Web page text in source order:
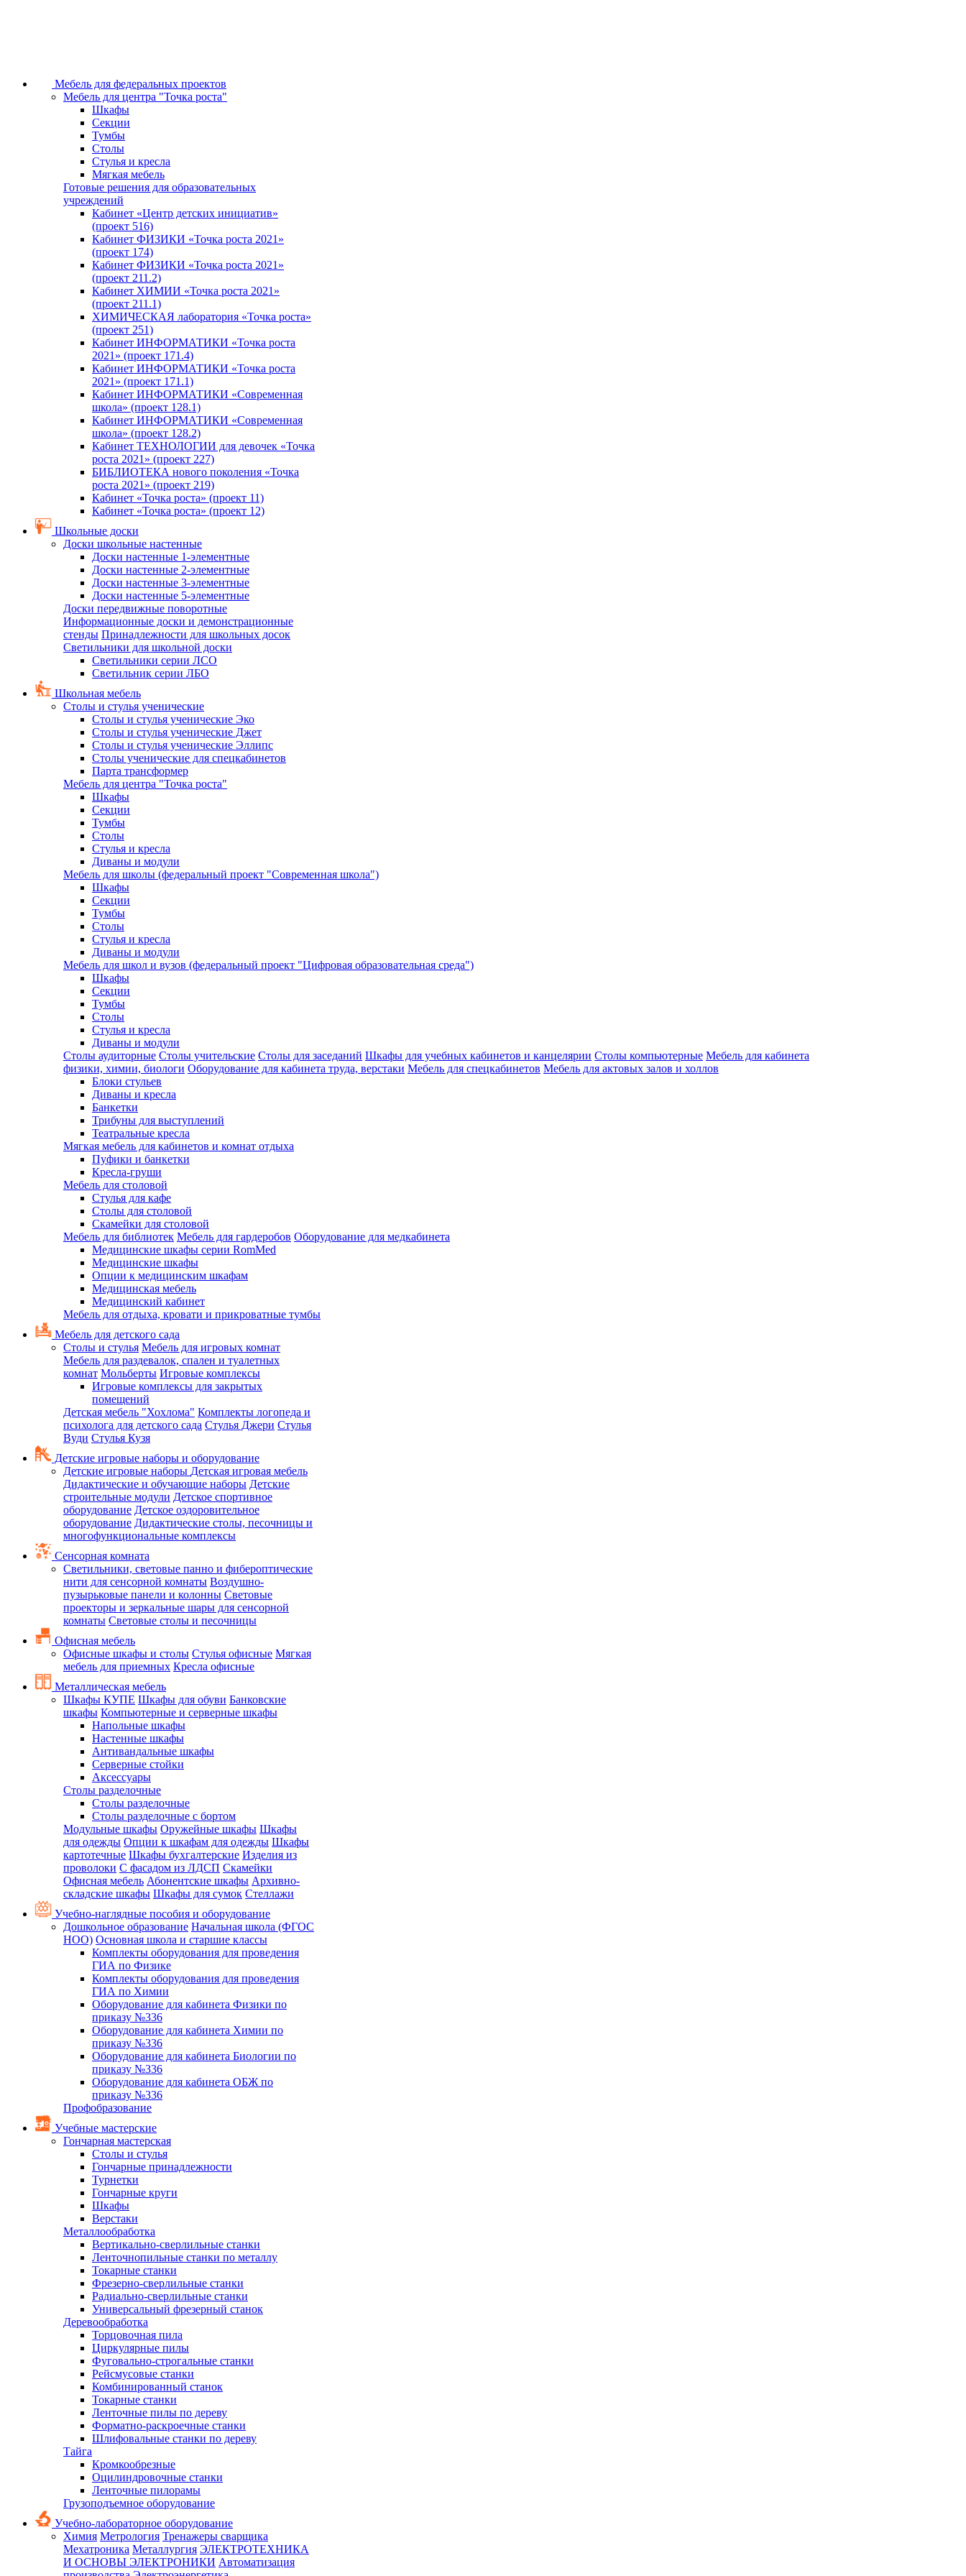
Мебель для федеральных проектов
Мебель для центра "Точка роста"
Шкафы
Секции
Тумбы
Столы
Стулья и кресла
Мягкая мебель
Готовые решения для образовательных
учреждений
Кабинет «Центр детских инициатив»
(проект 516)
Кабинет ФИЗИКИ «Точка роста 2021»
(проект 174)
Кабинет ФИЗИКИ «Точка роста 2021»
(проект 211.2)
Кабинет ХИМИИ «Точка роста 2021»
(проект 211.1)
ХИМИЧЕСКАЯ лаборатория «Точка роста»
(проект 251)
Кабинет ИНФОРМАТИКИ «Точка роста
2021» (проект 171.4)
Кабинет ИНФОРМАТИКИ «Точка роста
2021» (проект 171.1)
Кабинет ИНФОРМАТИКИ «Современная
школа» (проект 128.1)
Кабинет ИНФОРМАТИКИ «Современная
школа» (проект 128.2)
Кабинет ТЕХНОЛОГИИ для девочек «Точка
роста 2021» (проект 227)
БИБЛИОТЕКА нового поколения «Точка
роста 2021» (проект 219)
Кабинет «Точка роста» (проект 11)
Кабинет «Точка роста» (проект 12)
Школьные доски
Доски школьные настенные
Доски настенные 1-элементные
Доски настенные 2-элементные
Доски настенные 3-элементные
Доски настенные 5-элементные
Доски передвижные поворотные
Информационные доски и демонстрационные
стенды Принадлежности для школьных досок
Светильники для школьной доски
Светильники серии ЛСО
Светильник серии ЛБО
Школьная мебель
Столы и стулья ученические
Столы и стулья ученические Эко
Столы и стулья ученические Джет
Столы и стулья ученические Эллипс
Столы ученические для спецкабинетов
Парта трансформер
Мебель для центра "Точка роста"
Шкафы
Секции
Тумбы
Столы
Стулья и кресла
Диваны и модули
Мебель для школы (федеральный проект "Современная школа")
Шкафы
Секции
Тумбы
Столы
Стулья и кресла
Диваны и модули
Мебель для школ и вузов (федеральный проект "Цифровая образовательная среда")
Шкафы
Секции
Тумбы
Столы
Стулья и кресла
Диваны и модули
Столы аудиторные Столы учительские Столы для заседаний Шкафы для учебных кабинетов и канцелярии Столы компьютерные Мебель для кабинета
физики, химии, биологи Оборудование для кабинета труда, верстаки Мебель для спецкабинетов Мебель для актовых залов и холлов
Блоки стульев
Диваны и кресла
Банкетки
Трибуны для выступлений
Театральные кресла
Мягкая мебель для кабинетов и комнат отдыха
Пуфики и банкетки
Кресла-груши
Мебель для столовой
Cтулья для кафе
Cтолы для столовой
Скамейки для столовой
Мебель для библиотек Мебель для гардеробов Оборудование для медкабинета
Медицинские шкафы серии RomMed
Медицинские шкафы
Опции к медицинским шкафам
Медицинская мебель
Медицинский кабинет
Мебель для отдыха, кровати и прикроватные тумбы
Мебель для детского сада
Столы и стулья Мебель для игровых комнат
Мебель для раздевалок, спален и туалетных
комнат Мольберты Игровые комплексы
Игровые комплексы для закрытых
помещений
Детская мебель "Хохлома" Комплекты логопеда и
психолога для детского сада Стулья Джери Стулья
Вуди Стулья Кузя
Детские игровые наборы и оборудование
Детские игровые наборы Детская игровая мебель
Дидактические и обучающие наборы Детские
строительные модули Детское спортивное
оборудование Детское оздоровительное
оборудование Дидактические столы, песочницы и
многофункциональные комплексы
Сенсорная комната
Светильники, световые панно и фибероптические
нити для сенсорной комнаты Воздушно-
пузырьковые панели и колонны Световые
проекторы и зеркальные шары для сенсорной
комнаты Световые столы и песочницы
Офисная мебель
Офисные шкафы и столы Стулья офисные Мягкая
мебель для приемных Кресла офисные
Металлическая мебель
Шкафы КУПЕ Шкафы для обуви Банковские
шкафы Компьютерные и серверные шкафы
Напольные шкафы
Настенные шкафы
Антивандальные шкафы
Серверные стойки
Аксессуары
Столы разделочные
Столы разделочные
Столы разделочные с бортом
Модульные шкафы Оружейные шкафы Шкафы
для одежды Опции к шкафам для одежды Шкафы
картотечные Шкафы бухгалтерские Изделия из
проволоки С фасадом из ЛДСП Скамейки
Офисная мебель Абонентские шкафы Архивно-
складские шкафы Шкафы для сумок Стеллажи
Учебно-наглядные пособия и оборудование
Дошкольное образование Начальная школа (ФГОС
НОО) Основная школа и старшие классы
Комплекты оборудования для проведения
ГИА по Физике
Комплекты оборудования для проведения
ГИА по Химии
Оборудование для кабинета Физики по
приказу №336
Оборудование для кабинета Химии по
приказу №336
Оборудование для кабинета Биологии по
приказу №336
Оборудование для кабинета ОБЖ по
приказу №336
Профобразование
Учебные мастерские
Гончарная мастерская
Столы и стулья
Гончарные принадлежности
Турнетки
Гончарные круги
Шкафы
Верстаки
Металлообработка
Вертикально-сверлильные станки
Ленточнопильные станки по металлу
Токарные станки
Фрезерно-сверлильные станки
Радиально-сверлильные станки
Универсальный фрезерный станок
Деревообработка
Торцовочная пила
Циркулярные пилы
Фуговально-строгальные станки
Рейсмусовые станки
Комбинированный станок
Токарные станки
Ленточные пилы по дереву
Форматно-раскроечные станки
Шлифовальные станки по дереву
Тайга
Кромкообрезные
Оцилиндровочные станки
Ленточные пилорамы
Грузоподъемное оборудование
Учебно-лабораторное оборудование
Химия Метрология Тренажеры сварщика
Мехатроника Металлургия ЭЛЕКТРОТЕХНИКА
И ОСНОВЫ ЭЛЕКТРОНИКИ Автоматизация